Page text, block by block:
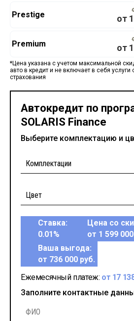
Prestige от
Premium от
*Цена указана с учетом максимальной
авто в кредит и не включает в себя услуги
страхования
Автокредит по
SOLARIS Finance
Выберите комплектацию и
Ставка:
0.01%
Цена со
от 1 599
Ваша выгода:
от 736 000 руб.
Ежемесячный платеж: от 17
Заполните контактные